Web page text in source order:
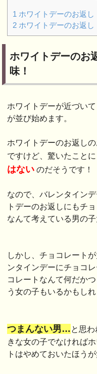
1 ホワイトデーのお返し
2 ホワイトデーのお返し
ホワイトデーのお
味！
ホワイトデーが近づい
が並び始めます。
ホワイトデーのお返し
ですけど、驚いたことに
はない のだそうです！
なので、バレンタイン
トデーのお返しにもチ
なんて考えている男の子
しかし、チョコレート
ンタインデーにチョコ
コレートなんて何だか
う女の子もいるかもしれ
つまんない男… と思
きな女の子でなければ
トはやめておいたほう